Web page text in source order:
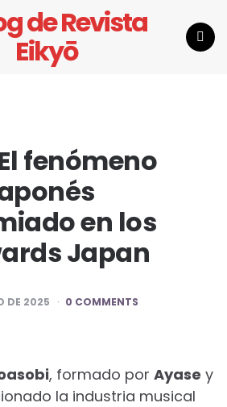
de Revista
Eikyō
fenómeno
en los
Japan
DE 2025 0 COMMENTS
, formado por Ayase y
la industria musical